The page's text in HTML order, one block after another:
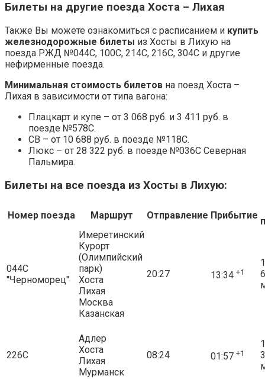
Билеты на другие поезда Хоста – Лихая
Также Вы можете ознакомиться с расписанием и купить
железнодорожные билеты из Хосты в Лихую на
поезда РЖД №044С, 100С, 214С, 216С, 304С и другие
нефирменные поезда.
Минимальная стоимость билетов на поезд Хоста –
Лихая в зависимости от типа вагона:
Плацкарт и купе – от 3 068 руб. и 3 411 руб. в
поезде №578С.
СВ – от 10 688 руб. в поезде №118С.
Люкс – от 28 322 руб. в поезде №036С Северная
Пальмира.
Билеты на все поезда из Хосты в Лихую:
Номер поезда Маршрут Отправление Прибытие
044С
"Черноморец"
Имеретинский
Курорт
(Олимпийский
парк)
Хоста
Лихая
Москва
Казанская
20:27 13:34 +1
6
226С
Адлер
Хоста
Лихая
Мурманск
08:24 01:57 +1